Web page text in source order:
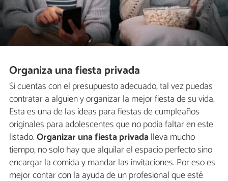
Organiza una fiesta privada
Si cuentas con el presupuesto adecuado, tal vez puedas
contratar a alguien y organizar la mejor fiesta de su vida.
Esta es una de las ideas para fiestas de cumpleaños
originales para adolescentes que no podía faltar en este
listado.Organizar una fiesta privadalleva mucho
tiempo, no solo hay que alquilar el espacio perfecto sino
encargar la comida y mandar las invitaciones. Por eso es
mejor contar con la ayuda de un profesional que esté